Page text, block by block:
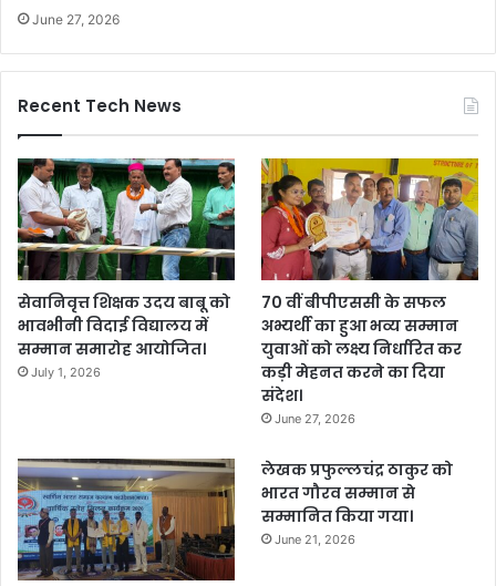
June 27, 2026
Recent Tech News
सेवानिवृत्त शिक्षक उदय बाबू को
भावभीनी विदाई विद्यालय में
सम्मान समारोह आयोजित।
July 1, 2026
70 वीं बीपीएससी के सफल
अभ्यर्थी का हुआ भव्य सम्मान
युवाओं को लक्ष्य निर्धारित कर
कड़ी मेहनत करने का दिया
संदेश।
June 27, 2026
लेखक प्रफुल्लचंद्र ठाकुर को
भारत गौरव सम्मान से
सम्मानित किया गया।
June 21, 2026